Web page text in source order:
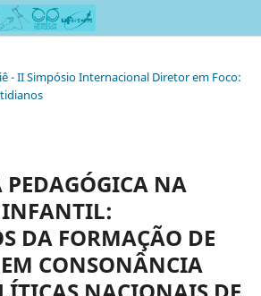
- II Simpósio Internacional Diretor em Foco:
NA
INFANTIL:
DA FORMAÇÃO DE
EM CONSONÂNCIA